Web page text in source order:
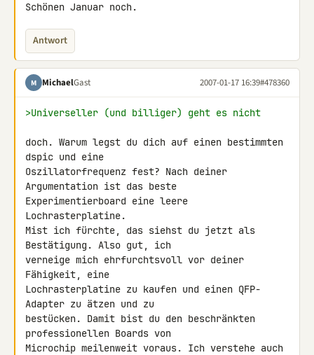
Schönen Januar noch.
Antwort
M MichaelGast 2007-01-17 16:39#478360
>Universeller (und billiger) geht es nicht
doch. Warum legst du dich auf einen bestimmten
dspic und eine
Oszillatorfrequenz fest? Nach deiner
Argumentation ist das beste
Experimentierboard eine leere
Lochrasterplatine.
Mist ich fürchte, das siehst du jetzt als
Bestätigung. Also gut, ich
verneige mich ehrfurchtsvoll vor deiner
Fähigkeit, eine
Lochrasterplatine zu kaufen und einen QFP-
Adapter zu ätzen und zu
bestücken. Damit bist du den beschränkten
professionellen Boards von
Microchip meilenweit voraus. Ich verstehe auch